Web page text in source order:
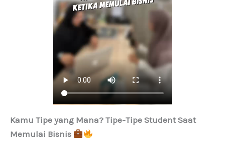
Kamu Tipe yang Mana? Tipe-Tipe Student Saat
Memulai Bisnis